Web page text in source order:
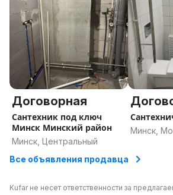
Договорная
Сантехник под ключ
Минск Минский район
Минск, Центральный
Минск,
Все объявления продавца
Kufar не несет ответственности за